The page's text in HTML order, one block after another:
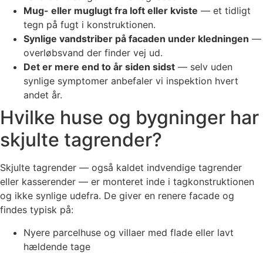
Mug- eller muglugt fra loft eller kviste — et tidligt
tegn på fugt i konstruktionen.
Synlige vandstriber på facaden under kledningen —
overløbsvand der finder vej ud.
Det er mere end to år siden sidst — selv uden
synlige symptomer anbefaler vi inspektion hvert
andet år.
Hvilke huse og bygninger har
skjulte tagrender?
Skjulte tagrender — også kaldet indvendige tagrender
eller kasserender — er monteret inde i tagkonstruktionen
og ikke synlige udefra. De giver en renere facade og
findes typisk på:
Nyere parcelhuse og villaer med flade eller lavt
hældende tage